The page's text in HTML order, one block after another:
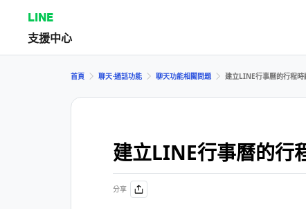
LINE
支援中心
首頁 聊天⋅通話功能 聊天功能相關問題 建立LINE行事曆的行程時
建立LINE行事曆的行
分享